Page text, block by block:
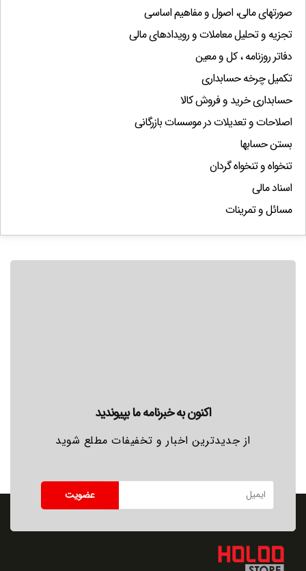
صورتهای مالی، اصول و مفاهیم اساسی
تجزیه و تحلیل معاملات و رویدادهای مالی
دفاتر روزنامه ، کل و معین
تکمیل چرخه حسابداری
حسابداری خرید و فروش کالا
اصلاحات و تعدیلات در موسسات بازرگانی
بستن حسابها
تنخواه و تنخواه گردان
اسناد مالی
مسائل و تمرینات
اکنون به خبرنامه ما بپیوندید
از جدیدترین اخبار و تخفیفات مطلع شوید
عضویت